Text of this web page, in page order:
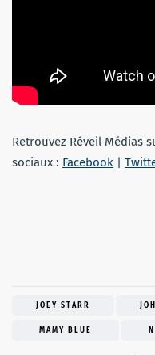
Retrouvez Réveil Médias
sociaux : Facebook |
JOEY STARR
MAMY BLUE